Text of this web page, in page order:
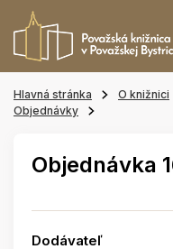
Hlavná stránka O knižnici
Objednávky
Objednávka
Dodávateľ